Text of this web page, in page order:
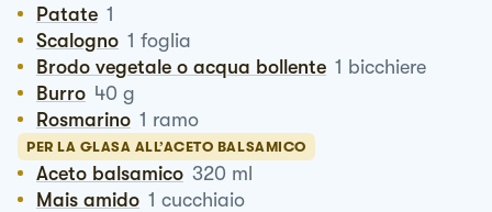
Patate 1
Scalogno 1 foglia
Brodo vegetale o acqua bollente 1 bicchiere
Burro 40 g
Rosmarino 1 ramo
PER LA GLASA ALL’ACETO BALSAMICO
Aceto balsamico 320 ml
Mais amido 1 cucchiaio